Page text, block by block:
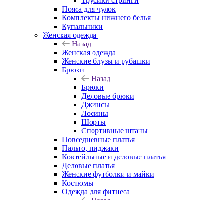
Пояса для чулок
Комплекты нижнего белья
Купальники
Женская одежда
Назад
Женская одежда
Женские блузы и рубашки
Брюки
Назад
Брюки
Деловые брюки
Джинсы
Лосины
Шорты
Спортивные штаны
Повседневные платья
Пальто, пиджаки
Коктейльные и деловые платья
Деловые платья
Женские футболки и майки
Костюмы
Одежда для фитнеса